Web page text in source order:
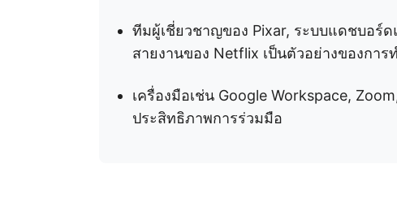
ทีมผู้เชี่ยวชาญของ Pixar, ระบบแดชบอร์
สายงานของ Netflix เป็นตัวอย่างของกา
เครื่องมือเช่น Google Workspace,
ประสิทธิภาพการร่วมมือ